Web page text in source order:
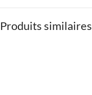
Produits similaires